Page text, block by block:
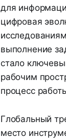
для
цифровая
выполнение
стало
рабочим
процесс
Глобальный
место